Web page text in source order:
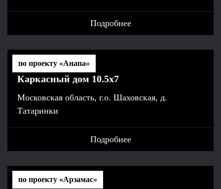
Подробнее
Каркасный дом 10.5х7
Московская область, г.о. Шаховская, д.
Татаринки
Подробнее
по проекту «Анапа»
по проекту «Арзамас»